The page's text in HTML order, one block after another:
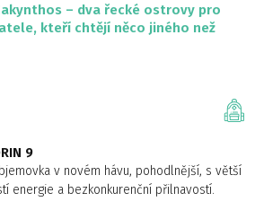
– dva řecké ostrovy pro
kteří chtějí něco jiného než
9
v novém hávu, pohodlnější, s větší
energie a bezkonkurenční přilnavostí.